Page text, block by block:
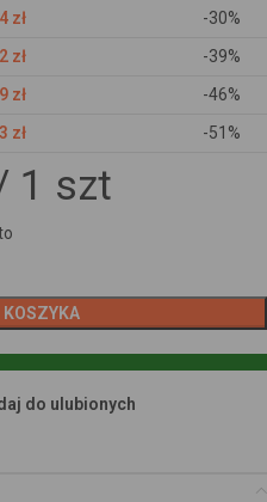
zł
-30%
zł
-39%
zł
-46%
zł -51%
1 szt
KOSZYKA
do ulubionych